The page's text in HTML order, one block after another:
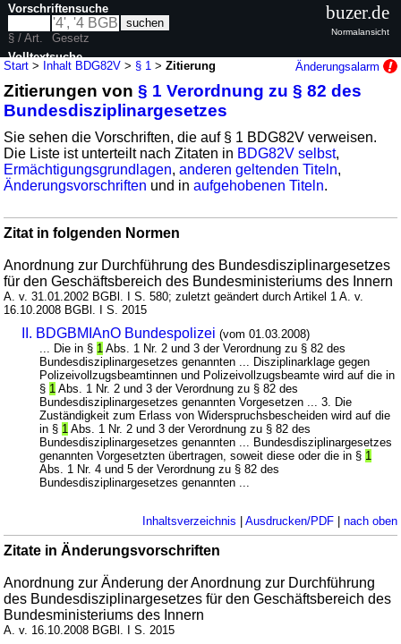
Start > Inhalt BDG82V > § 1 >Zitierung Änderungsalarm
Zitierungen von§ 1 Verordnung zu § 82 des
Bundesdisziplinargesetzes
Sie sehen die Vorschriften, die auf § 1 BDG82V verweisen.
Die Liste ist unterteilt nach Zitaten in BDG82V selbst,
Ermächtigungsgrundlagen,anderen geltenden Titeln,
Änderungsvorschriften und inaufgehobenen Titeln.
Zitat in folgenden Normen
Anordnung zur Durchführung des Bundesdisziplinargesetzes
für den Geschäftsbereich des Bundesministeriums des Innern
A. v. 31.01.2002 BGBl. I S. 580; zuletzt geändert durch Artikel 1 A. v.
16.10.2008 BGBl. I S. 2015
II. BDGBMIAnO Bundespolizei (vom 01.03.2008)
... Die in § 1 Abs. 1 Nr. 2 und 3 der Verordnung zu § 82 des
Bundesdisziplinargesetzes genannten ... Disziplinarklage gegen
Polizeivollzugsbeamtinnen und Polizeivollzugsbeamte wird auf die in
§ 1 Abs. 1 Nr. 2 und 3 der Verordnung zu § 82 des
Bundesdisziplinargesetzes genannten Vorgesetzen ... 3. Die
Zuständigkeit zum Erlass von Widerspruchsbescheiden wird auf die
in § 1 Abs. 1 Nr. 2 und 3 der Verordnung zu § 82 des
Bundesdisziplinargesetzes genannten ... Bundesdisziplinargesetzes
genannten Vorgesetzten übertragen, soweit diese oder die in § 1
Abs. 1 Nr. 4 und 5 der Verordnung zu § 82 des
Bundesdisziplinargesetzes genannten ...
Inhaltsverzeichnis | Ausdrucken/PDF| nach oben
Zitate in Änderungsvorschriften
Anordnung zur Änderung der Anordnung zur Durchführung
des Bundesdisziplinargesetzes für den Geschäftsbereich des
Bundesministeriums des Innern
A. v. 16.10.2008 BGBl. I S. 2015
Vorschriftensuche
§ / Art.
Gesetz
Volltextsuche
nur in BDG82V
buzer.de
Normalansicht